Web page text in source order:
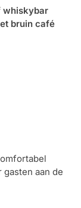
whiskybar
bruin café
aan de